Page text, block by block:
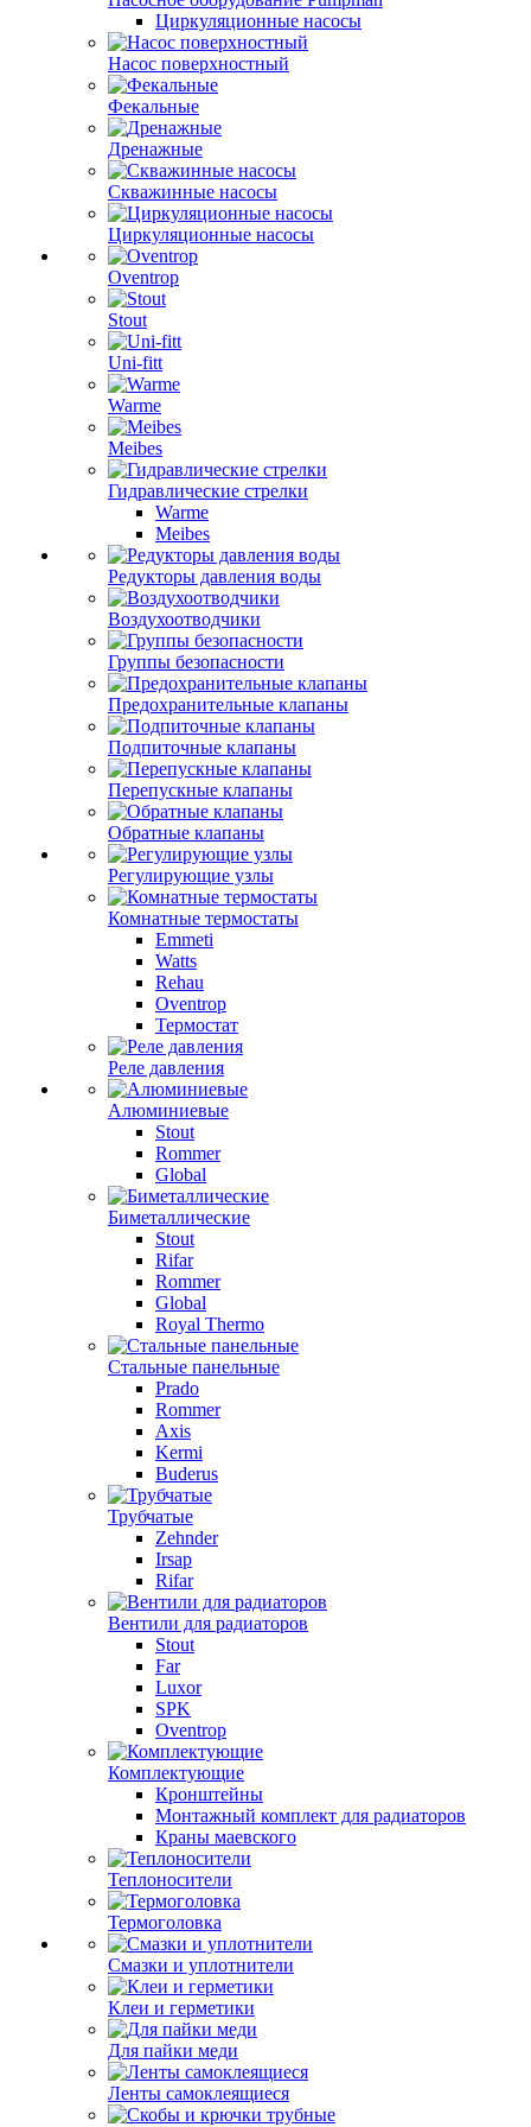
Циркуляционные насосы
Насос поверхностный
Фекальные
Дренажные
Скважинные насосы
Циркуляционные насосы
Oventrop
Stout
Uni-fitt
Warme
Meibes
Гидравлические стрелки
Warme
Meibes
Редукторы давления воды
Воздухоотводчики
Группы безопасности
Предохранительные клапаны
Подпиточные клапаны
Перепускные клапаны
Обратные клапаны
Регулирующие узлы
Комнатные термостаты
Emmeti
Watts
Rehau
Oventrop
Термостат
Реле давления
Алюминиевые
Stout
Rommer
Global
Биметаллические
Stout
Rifar
Rommer
Global
Royal Thermo
Стальные панельные
Prado
Rommer
Axis
Kermi
Buderus
Трубчатые
Zehnder
Irsap
Rifar
Вентили для радиаторов
Stout
Far
Luxor
SPK
Oventrop
Комплектующие
Кронштейны
Монтажный комплект для радиаторов
Краны маевского
Теплоносители
Термоголовка
Смазки и уплотнители
Клеи и герметики
Для пайки меди
Ленты самоклеящиеся